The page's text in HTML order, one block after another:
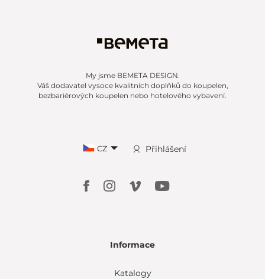
My jsme BEMETA DESIGN.
Váš dodavatel vysoce kvalitních doplňků do koupelen,
bezbariérových koupelen nebo hotelového vybavení.
CZ Přihlášení
Informace
Katalogy